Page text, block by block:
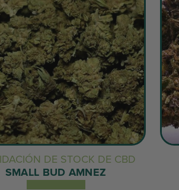
DE STOCK DE CBD
SMALL BUD AMNEZ